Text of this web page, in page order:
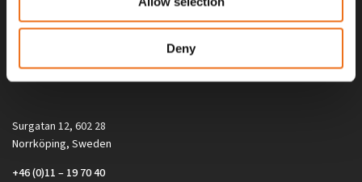
Deny
Alla priser på tillbehör och tillval gäller vid köp av ny maskin. Priserna
gäller inte vid köp av enskild produkt, till exempel
Surgatan 12, 602 28
Norrköping, Sweden
+46 (0)11 – 19 70 40